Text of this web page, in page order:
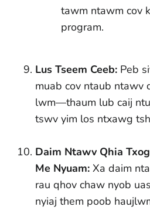
tawm ntawm cov
program.
Lus Tseem Ceeb: Peb
muab cov ntaub ntawv
lwm—thaum lub caij
tswv yim los ntxawg
Daim Ntawv Qhia
Me Nyuam: Xa daim
rau qhov chaw nyob
nyiaj them poob